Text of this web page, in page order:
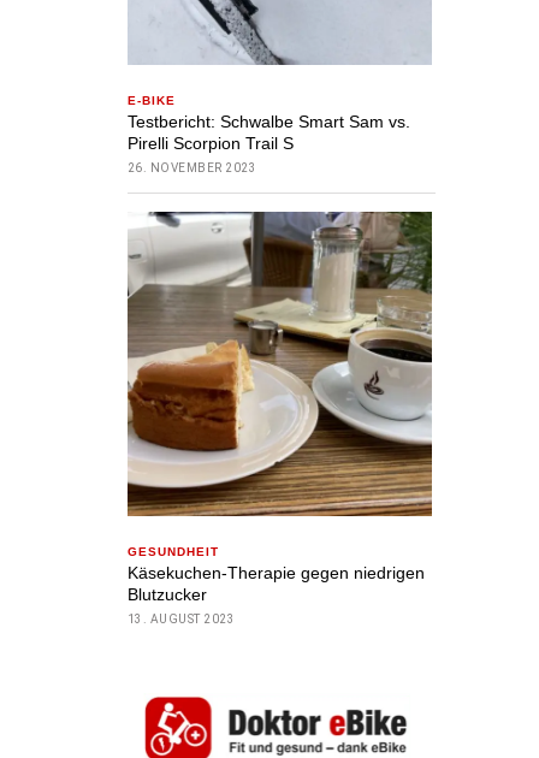
E-BIKE
Testbericht: Schwalbe Smart Sam vs.
Pirelli Scorpion Trail S
26. NOVEMBER 2023
GESUNDHEIT
Käsekuchen-Therapie gegen niedrigen
Blutzucker
13. AUGUST 2023